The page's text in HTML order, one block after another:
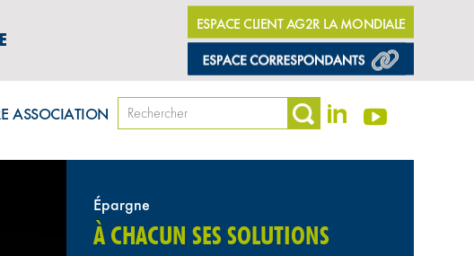
ESPACE CLIENT AG2R LA MONDIALE
ASSOCIATION
Épargne
À CHACUN SES SOLUTIONS